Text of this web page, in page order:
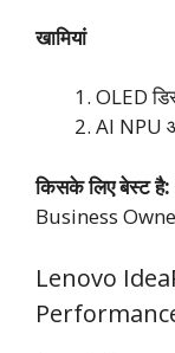
खामियां
OLED
AI NPU
किसके लिए बेस्ट है:
Business
Lenovo